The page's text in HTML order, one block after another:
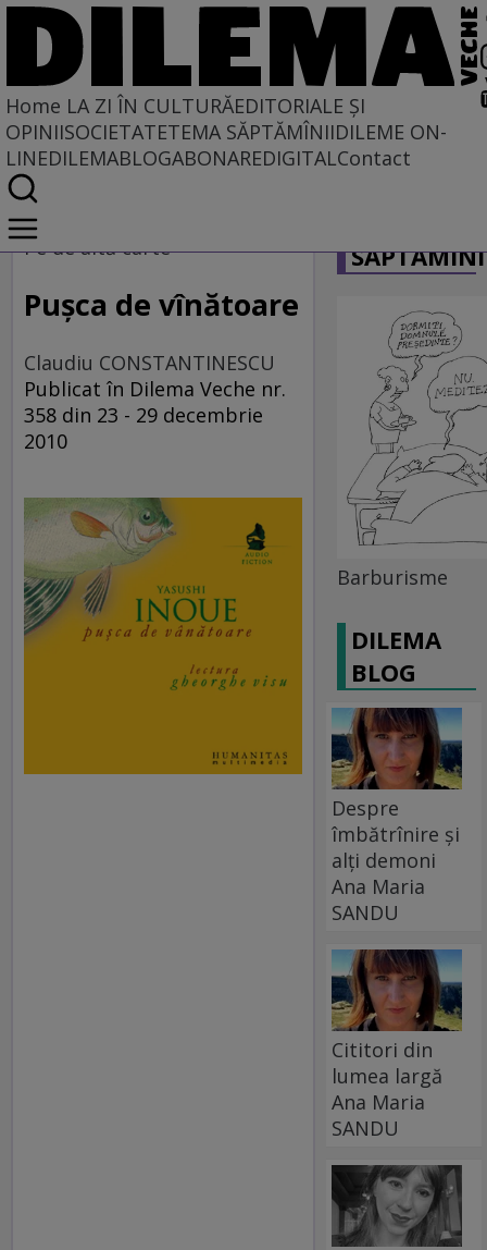
Home LA ZI ÎN CULTURĂEDITORIALE ȘI
OPINIISOCIETATETEMA SĂPTĂMÎNIIDILEME ON-
LINEDILEMABLOGABONAREDIGITALContact
Home
La zi în cultură
Pe de altă carte
Pușca de vînătoare
Claudiu CONSTANTINESCU
Publicat în Dilema Veche nr.
358 din 23 - 29 decembrie
2010
Barburisme
DILEMA
BLOG
Despre
îmbătrînire și
alți demoni
Ana Maria
SANDU
Cititori din
lumea largă
Ana Maria
SANDU